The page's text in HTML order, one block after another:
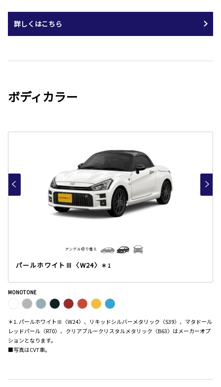
詳しくはこちら
ボディカラー
パールホワイトⅢ〈W24〉 ＊1
アングル切り替え
MONOTONE
＊1. パールホワイトⅢ〈W24〉、リキッドシルバーメタリック〈S39〉、マタドール
レッドパール〈R70〉、クリアブルークリスタルメタリック〈B63〉はメーカーオプ
ションとなります。
■写真はCVT車。